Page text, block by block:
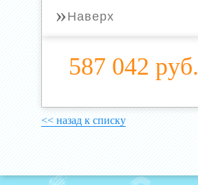
» Наверх
587 042 руб.
<< назад к списку